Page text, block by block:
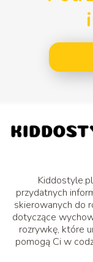
przydatnych
skierowanych do
dotyczące
rozrywkę, które
pomogą Ci w